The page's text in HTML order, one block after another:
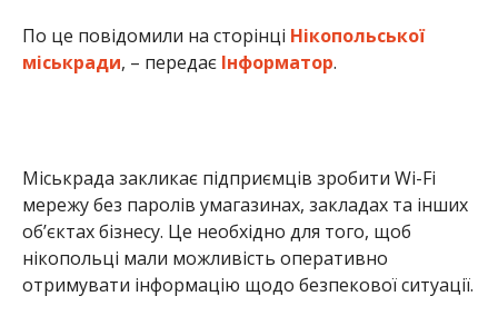
По це повідомили на сторінці Нікопольської
міськради, – передає Інформатор.
Міськрада закликає підприємців зробити Wi-Fi
мережу без паролів умагазинах, закладах та інших
об’єктах бізнесу. Це необхідно для того, щоб
нікопольці мали можливість оперативно
отримувати інформацію щодо безпекової ситуації.